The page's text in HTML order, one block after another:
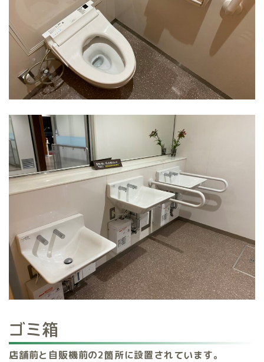
ゴミ箱
店舗前と自販機前の2箇所に設置されています。